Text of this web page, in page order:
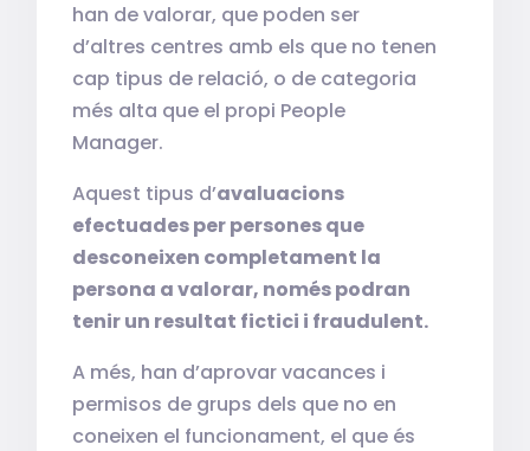
han de valorar, que poden ser
d’altres centres amb els que no tenen
cap tipus de relació, o de categoria
més alta que el propi People
Manager.
Aquest tipus d’avaluacions
efectuades per persones que
desconeixen completament la
persona a valorar, només podran
tenir un resultat fictici i fraudulent.
A més, han d’aprovar vacances i
permisos de grups dels que no en
coneixen el funcionament, el que és